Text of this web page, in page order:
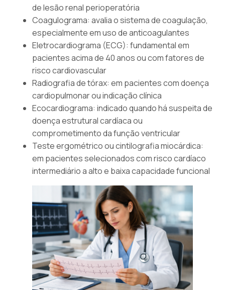
de lesão renal perioperatória
Coagulograma: avalia o sistema de coagulação,
especialmente em uso de anticoagulantes
Eletrocardiograma (ECG): fundamental em
pacientes acima de 40 anos ou com fatores de
risco cardiovascular
Radiografia de tórax: em pacientes com doença
cardiopulmonar ou indicação clínica
Ecocardiograma: indicado quando há suspeita de
doença estrutural cardíaca ou
comprometimento da função ventricular
Teste ergométrico ou cintilografia miocárdica:
em pacientes selecionados com risco cardíaco
intermediário a alto e baixa capacidade funcional